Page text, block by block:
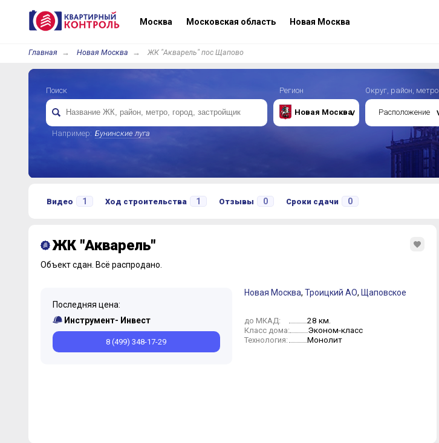
Москва Московская область Новая Москва
Главная Новая Москва ЖК "Акварель" пос Щапово
Поиск
Например: Бунинские луга
Регион
Новая Москва
Округ, район, метро
Расположение
Видео 1 Ход строительства 1 Отзывы 0 Сроки сдачи 0
ЖК "Акварель"
Объект сдан. Всё распродано.
Последняя цена:
Инструмент- Инвест
8 (499) 348-17-29
Новая Москва, Троицкий АО, Щаповское
до МКАД: 28 км.
Класс дома: Эконом-класс
Технология: Монолит